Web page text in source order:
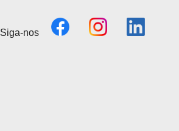
Siga-nos